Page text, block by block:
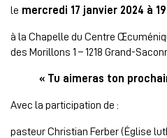
le mercredi 17 janvier 2024 à
à la Chapelle du Centre
des Morillons 1 – 1218 Grand-
« Tu aimeras ton
Avec la participation de :
pasteur Christian Ferber (Église